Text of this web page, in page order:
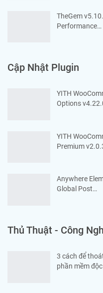
TheGem
Performance…
Cập Nhật Plugin
YITH
Options
YITH
Premium
Anywhere
Global Post…
Thủ Thuật - Công
3 cách để
phần mềm